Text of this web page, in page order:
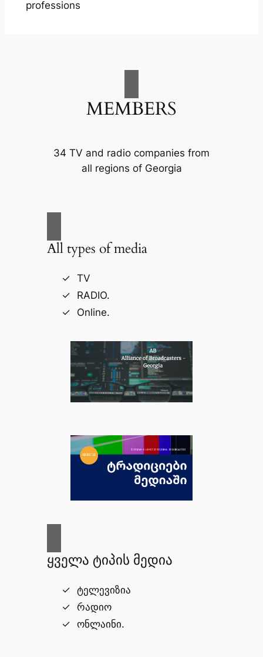
professions
MEMBERS
34 TV and radio companies from
all regions of Georgia
All types of media
TV
RADIO.
Online.
ყველა ტიპის მედია
ტელევიზია
რადიო
ონლაინი.